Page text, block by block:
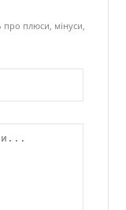
про плюси, мінуси,